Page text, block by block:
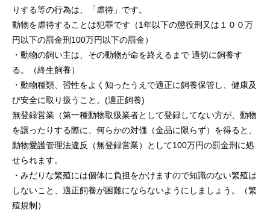
りする等の行為は、「虐待」です。
動物を虐待することは犯罪です（1年以下の懲役刑又は１００万
円以下の罰金刑100万円以下の罰金）
・動物の飼い主は、その動物が命を終えるまで 適切に飼養す
る。（終生飼養）
・動物種類、習性をよく知ったうえで適正に飼養保管し、健康及
び安全に取り扱うこと。(適正飼養)
無登録営業（第一種動物取扱業者として登録してない方が、動物
を譲ったりする際に、何らかの対価（金品に限らず）を得ると、
動物愛護管理法違反（無登録営業）として100万円の罰金刑に処
せられます。
・みだりな繁殖には個体に負担をかけますので知識のない繁殖は
しないこと、適正飼養が困難にならないようにしましょう。（繁
殖規制）